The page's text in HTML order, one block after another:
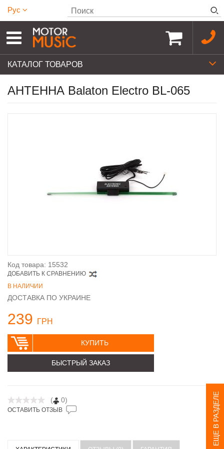
Рус
КАТАЛОГ ТОВАРОВ
ЕЩЕ В РАЗДЕЛЕ
АНТЕННА Balaton Electro BL-065
Код товара: 15532
ДОБАВИТЬ К СРАВНЕНИЮ
В НАЛИЧИИ
ДОСТАВКА ПО УКРАИНЕ
239 ГРН
КУПИТЬ
БЫСТРЫЙ ЗАКАЗ
( 0)
ОСТАВИТЬ ОТЗЫВ